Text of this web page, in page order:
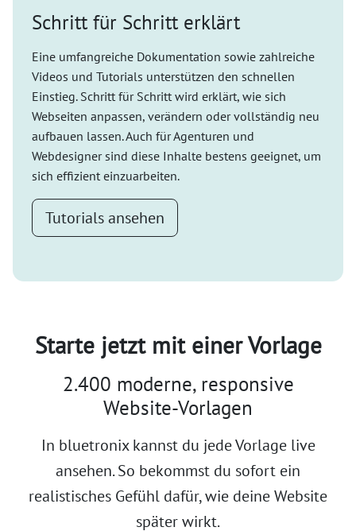
Schritt für Schritt erklärt
Eine umfangreiche Dokumentation sowie zahlreiche
Videos und Tutorials unterstützen den schnellen
Einstieg. Schritt für Schritt wird erklärt, wie sich
Webseiten anpassen, verändern oder vollständig neu
aufbauen lassen. Auch für Agenturen und
Webdesigner sind diese Inhalte bestens geeignet, um
sich effizient einzuarbeiten.
Tutorials ansehen
Starte jetzt mit einer Vorlage
2.400 moderne, responsive
Website-Vorlagen
In bluetronix kannst du jede Vorlage live
ansehen. So bekommst du sofort ein
realistisches Gefühl dafür, wie deine Website
später wirkt.